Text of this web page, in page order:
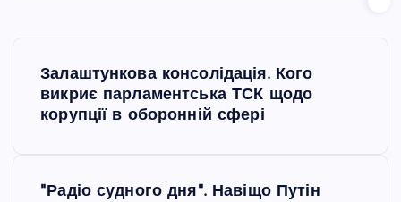
Залаштункова консолідація. Кого
викриє парламентська ТСК щодо
корупції в оборонній сфері
"Радіо судного дня". Навіщо Путін